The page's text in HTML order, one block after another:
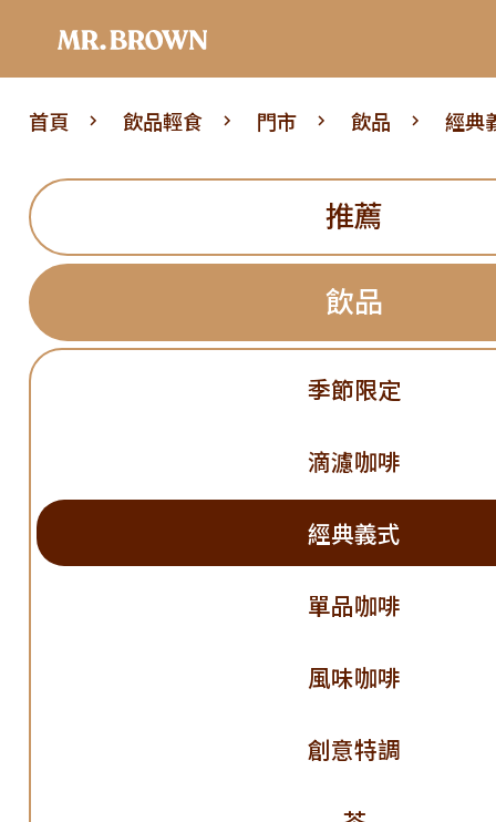
首頁 飲品輕食 門市 飲品 經典
推薦
飲品
季節限定
滴濾咖啡
經典義式
單品咖啡
風味咖啡
創意特調